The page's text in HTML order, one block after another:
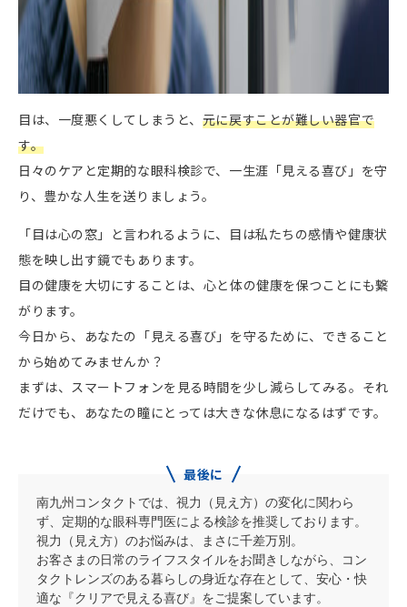
⽬は、⼀度悪くしてしまうと、 元に戻すことが難しい器官で
す。
⽇々のケアと定期的な眼科検診で、⼀⽣涯「⾒える喜び」を守
り、豊かな⼈⽣を送りましょう。
「⽬は⼼の窓」と⾔われるように、⽬は私たちの感情や健康状
態を映し出す鏡でもあります。
⽬の健康を⼤切にすることは、⼼と体の健康を保つことにも繋
がります。
今⽇から、あなたの「⾒える喜び」を守るために、できること
から始めてみませんか？
まずは、スマートフォンを⾒る時間を少し減らしてみる。それ
だけでも、あなたの瞳にとっては⼤きな休息になるはずです。
最後に
南九州コンタクトでは、視力（見え方）の変化に関わら
ず、定期的な眼科専門医による検診を推奨しております。
視力（見え方）のお悩みは、まさに千差万別。
お客さまの日常のライフスタイルをお聞きしながら、コン
タクトレンズのある暮らしの身近な存在として、安心・快
適な『クリアで見える喜び』をご提案しています。